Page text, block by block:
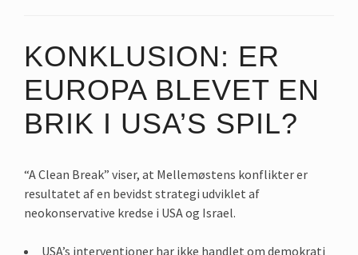
KONKLUSION: ER
EUROPA BLEVET EN
BRIK I USA’S SPIL?
“A Clean Break” viser, at Mellemøstens konflikter er
resultatet af en bevidst strategi udviklet af
neokonservative kredse i USA og Israel.
USA’s interventioner har ikke handlet om demokrati